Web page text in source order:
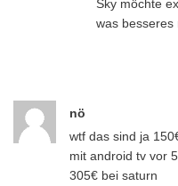
Sky möchte
was besseres
nö
wtf das sind ja
mit android tv vor
305€ bei saturn